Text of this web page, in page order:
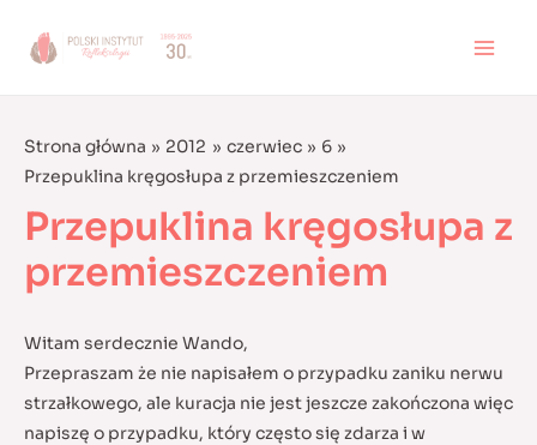
Strona główna 2012 czerwiec
6
Przepuklina kręgosłupa z przemieszczeniem
Przepuklina kręgosłupa z
przemieszczeniem
Witam serdecznie Wando,
Przepraszam że nie napisałem o przypadku zaniku nerwu
strzałkowego, ale kuracja nie jest jeszcze zakończona więc
napiszę o przypadku, który często się zdarza i w